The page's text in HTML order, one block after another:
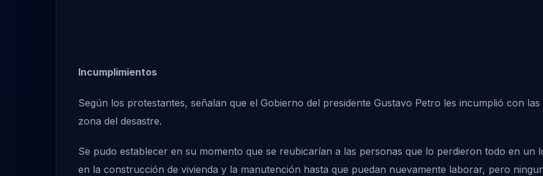
Incumplimientos
Según los protestantes, señalan que el Gobierno del presidente Gustavo Petro les incumplió con
zona del desastre.
Se pudo establecer en su momento que se reubicarían a las personas que lo perdieron todo en un
en la construcción de vivienda y la manutención hasta que puedan nuevamente laborar, pero